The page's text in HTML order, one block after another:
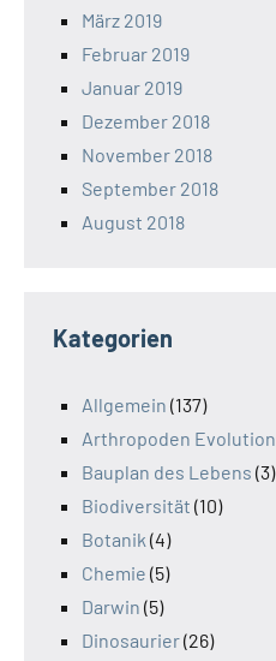
März 2019
Februar 2019
Januar 2019
Dezember 2018
November 2018
September 2018
August 2018
Kategorien
Allgemein (137)
Arthropoden Evolution
Bauplan des Lebens (3)
Biodiversität (10)
Botanik (4)
Chemie (5)
Darwin (5)
Dinosaurier(26)